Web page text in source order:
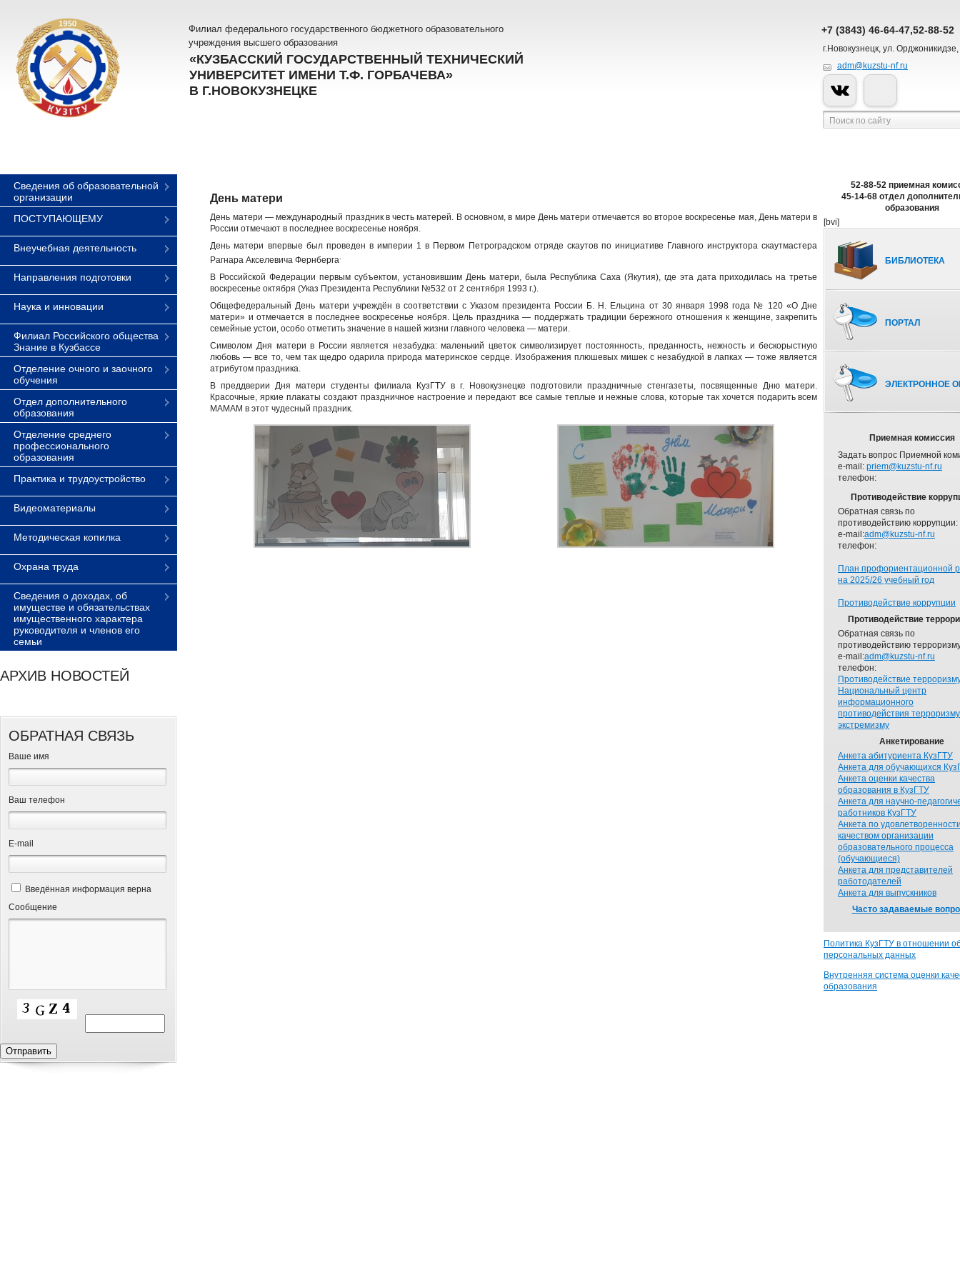
Филиал федерального государственного бюджетного образовательного
учреждения высшего образования
«КУЗБАССКИЙ ГОСУДАРСТВЕННЫЙ ТЕХНИЧЕСКИЙ
УНИВЕРСИТЕТ ИМЕНИ Т.Ф. ГОРБАЧЕВА»
В Г.НОВОКУЗНЕЦКЕ
+7 (3843) 46-64-47,52-88-52
г.Новокузнецк, ул.
adm@kuzstu-nf.ru
Сведения об образовательной
организации
ПОСТУПАЮЩЕМУ
Внеучебная деятельность
Направления подготовки
Наука и инновации
Филиал Российского общества
Знание в Кузбассе
Отделение очного и заочного
обучения
Отдел дополнительного
образования
Отделение среднего
профессионального
образования
Практика и трудоустройство
Видеоматериалы
Методическая копилка
Охрана труда
Сведения о доходах, об
имуществе и обязательствах
имущественного характера
руководителя и членов его
семьи
АРХИВ НОВОСТЕЙ
ОБРАТНАЯ СВЯЗЬ
Ваше имя
Ваш телефон
Е-mail
Введённая информация верна
Сообщение
День матери
День матери — международный праздник в честь матерей. В основном, в мире День матери отмечается во второе воскресенье мая, День матери в
России отмечают в последнее воскресенье ноября.
День матери впервые был проведен в империи 1 в Первом Петроградском отряде скаутов по инициативе Главного инструктора скаутмастера
Рагнара Акселевича Фернберга
В Российской Федерации первым субъектом, установившим День матери, была Республика Саха (Якутия), где эта дата приходилась на третье
воскресенье октября (Указ Президента Республики №532 от 2 сентября 1993 г.).
Общефедеральный День матери учреждён в соответствии с Указом президента России Б. Н. Ельцина от 30 января 1998 года № 120 «О Дне
матери» и отмечается в последнее воскресенье ноября. Цель праздника — поддержать традиции бережного отношения к женщине, закрепить
семейные устои, особо отметить значение в нашей жизни главного человека — матери.
Символом Дня матери в России является незабудка: маленький цветок символизирует постоянность, преданность, нежность и бескорыстную
любовь — все то, чем так щедро одарила природа материнское сердце. Изображения плюшевых мишек с незабудкой в лапках — тоже является
атрибутом праздника.
В преддверии Дня матери студенты филиала КузГТУ в г. Новокузнецке подготовили праздничные стенгазеты, посвященные Дню матери.
Красочные, яркие плакаты создают праздничное настроение и передают все самые теплые и нежные слова, которые так хочется подарить всем
МАМАМ в этот чудесный праздник.
52-88-52 приемная
45-14-68 отдел
образования
[bvi]
БИБЛИОТЕКА
ПОРТАЛ
ЭЛЕКТРОННОЕ
Приемная комиссия
Задать вопрос Приемной
e-mail: priem@kuzstu-nf.ru
телефон:
Противодействие
Обратная связь по
противодействию коррупции:
e-mail:adm@kuzstu-nf.ru
телефон:
План профориентационной
на 2025/26 учебный год
Противодействие коррупции
Противодействие
Обратная связь по
противодействию
e-mail:adm@kuzstu-nf.ru
телефон:
Противодействие
Национальный центр
информационного
противодействия
экстремизму
Анкетирование
Анкета абитуриента КузГТУ
Анкета для обучающихся
Анкета оценки качества
образования в КузГТУ
Анкета для научно-
работников КузГТУ
Анкета по
качеством организации
образовательного процесса
(обучающиеся)
Анкета для представителей
работодателей
Анкета для выпускников
Часто задаваемые
Политика КузГТУ в отношении
персональных данных
Внутренняя система оценки
образования